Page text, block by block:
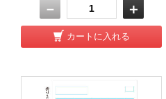
－ ＋
カートに入れる